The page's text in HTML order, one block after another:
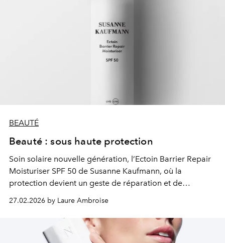
BEAUTÉ
Beauté : sous haute protection
Soin solaire nouvelle génération, l’Ectoin Barrier Repair
Moisturiser SPF 50 de Susanne Kaufmann, où la
protection devient un geste de réparation et de
27.02.2026 by Laure Ambroise